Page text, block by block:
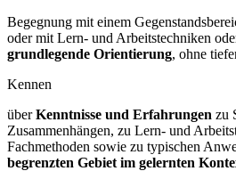
Begegnung mit einem
oder mit Lern- und Arbeitstechniken
grundlegende Orientierung, ohne
Kennen
überKenntnisse und Erfahrungen zu
Zusammenhängen, zu Lern- und
Fachmethoden sowie zu typischen
begrenzten Gebiet im gelernten